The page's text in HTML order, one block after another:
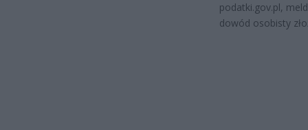
podatki.gov.pl,
dowód osobisty